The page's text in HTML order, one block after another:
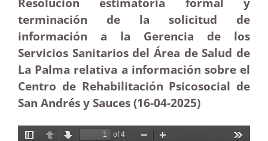
terminación de la solicitud de
información a la Gerencia de los
Servicios Sanitarios del Área de Salud de
La Palma relativa a información sobre el
Centro de Rehabilitación Psicosocial de
San Andrés y Sauces (16-04-2025)